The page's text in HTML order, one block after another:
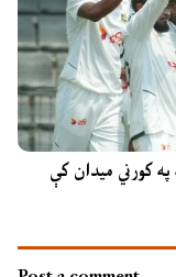
کورني میدان کې